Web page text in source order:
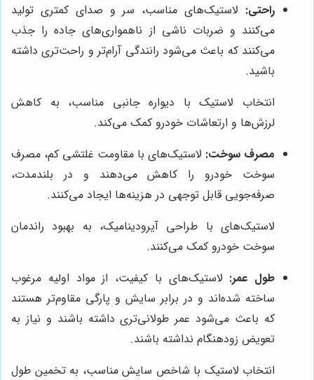
راحتی: لاستیک‌های مناسب، سر و صدای کمتری تولید
می‌کنند و ضربات ناشی از ناهمواری‌های جاده را جذب
می‌کنند که باعث می‌شود رانندگی آرام‌تر و راحت‌تری داشته
باشید.
انتخاب لاستیک با دیواره جانبی مناسب، به کاهش
لرزش‌ها و ارتعاشات خودرو کمک می‌کند.
مصرف سوخت: لاستیک‌های با مقاومت غلتشی کم، مصرف
سوخت خودرو را کاهش می‌دهند و در بلندمدت،
صرفه‌جویی قابل توجهی در هزینه‌ها ایجاد می‌کنند.
لاستیک‌های با طراحی آیرودینامیک، به بهبود راندمان
سوخت خودرو کمک می‌کنند.
طول عمر: لاستیک‌های با کیفیت، از مواد اولیه مرغوب
ساخته شده‌اند و در برابر سایش و پارگی مقاوم‌تر هستند
که باعث می‌شود عمر طولانی‌تری داشته باشند و نیاز به
تعویض زودهنگام نداشته باشند.
انتخاب لاستیک با شاخص سایش مناسب، به تخمین طول